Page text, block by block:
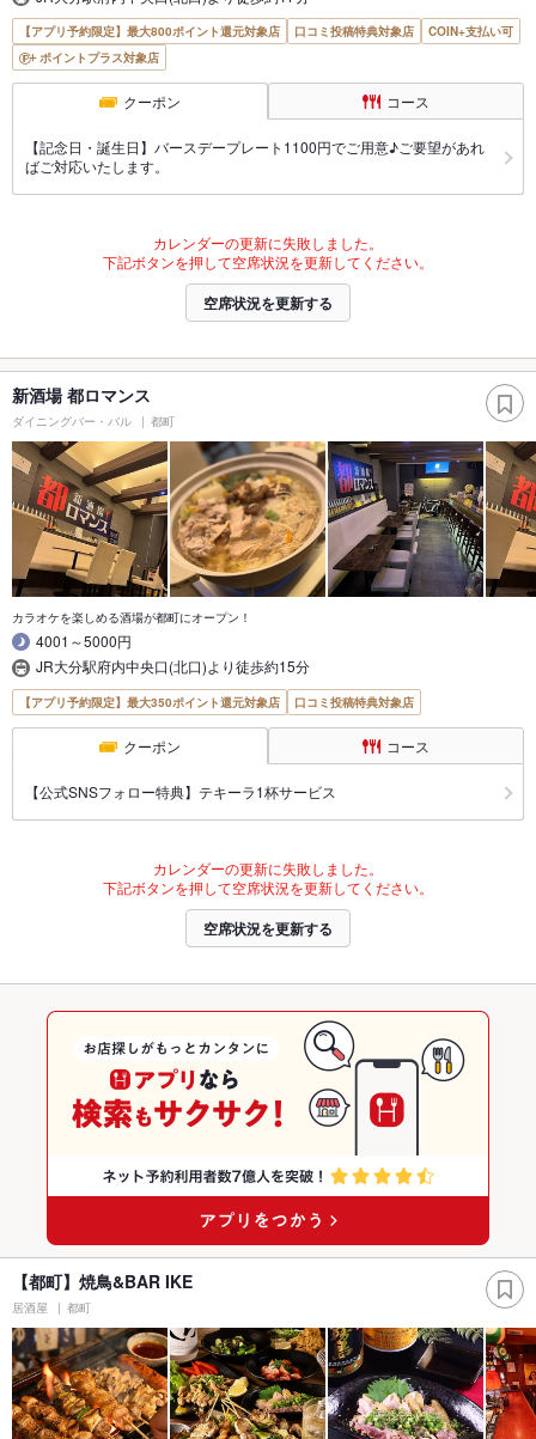
【アプリ予約限定】最大800ポイント還元対象店 口コミ投稿特典対象店
COIN+支払い可
ポイントプラス対象店
クーポン コース
【記念日・誕生日】バースデープレート1100円でご用意♪ご要望があれ
ばご対応いたします。
カレンダーの更新に失敗しました。
下記ボタンを押して空席状況を更新してください。
空席状況を更新する
新酒場 都ロマンス
ダイニングバー・バル 都町
カラオケを楽しめる酒場が都町にオープン！
4001～5000円
JR大分駅府内中央口(北口)より徒歩約15分
【アプリ予約限定】最大350ポイント還元対象店 口コミ投稿特典対象店
クーポン コース
【公式SNSフォロー特典】テキーラ1杯サービス
カレンダーの更新に失敗しました。
下記ボタンを押して空席状況を更新してください。
空席状況を更新する
【都町】焼鳥&BAR IKE
居酒屋 都町